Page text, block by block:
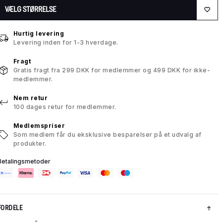
VÆLG STØRRELSE
Hurtig levering
Levering inden for 1-3 hverdage.
Fragt
Gratis fragt fra 299 DKK for medlemmer og 499 DKK for ikke-
medlemmer.
Nem retur
100 dages retur for medlemmer.
Medlemspriser
Som medlem får du eksklusive besparelser på et udvalg af
produkter.